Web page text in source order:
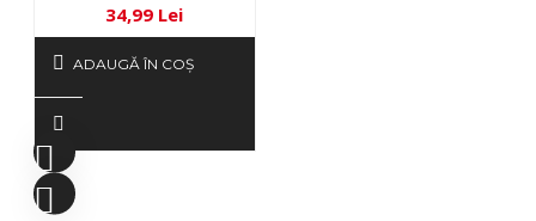
34,99 Lei
ADAUGĂ ÎN COŞ